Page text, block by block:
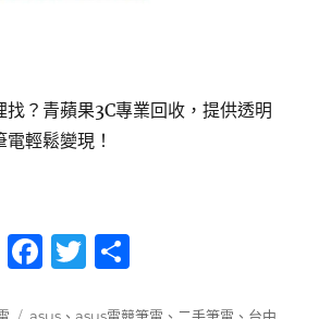
找？青蘋果3C專業回收，提供透明
輕鬆變現！
購 ASUS 電競筆電攻略｜筆電回收價格
F
T
標